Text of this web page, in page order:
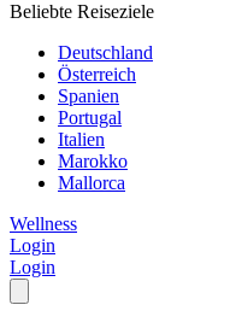
Beliebte Reiseziele
Deutschland
Österreich
Spanien
Portugal
Italien
Marokko
Mallorca
Wellness
Login
Login